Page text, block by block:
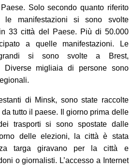
Solo secondo quanto riferito
le manifestazioni si sono svolte
33 città del Paese. Più di 50.000
a quelle manifestazioni. Le
si sono svolte a Brest,
Diverse migliaia di persone sono
di Minsk, sono state raccolte
tutto il paese. Il giorno prima delle
trasporti si sono spostate dalle
delle elezioni, la città è stata
targa giravano per la città e
o giornalisti. L’accesso a Internet